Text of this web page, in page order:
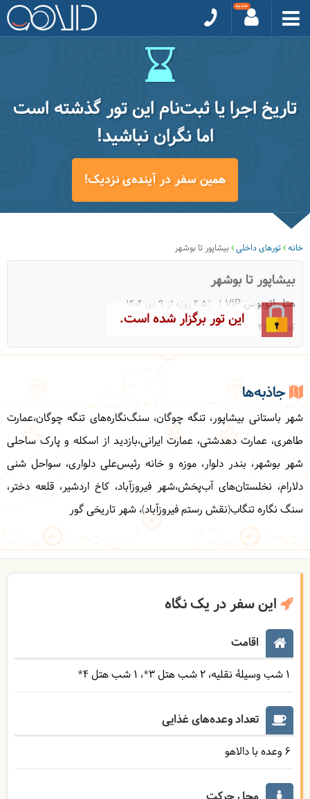
تاریخ اجرا یا ثبت‌نام این تور گذشته است
اما نگران نباشید!
همین سفر در آینده‌ی نزدیک!
خانه تورهای داخلی بیشاپور تا بوشهر
بیشاپور تا بوشهر
هتل-اتوبوس VIP
|4.5 روزه از 9 دی 1404
کد: 32126
این تور برگزار شده است.
جاذبه‌ها
شهر باستانی بیشاپور، تنگه چوگان، سنگ‌نگاره‌های تنگه چوگان،عمارت
طاهری، عمارت دهدشتی، عمارت ایرانی،بازدید از اسکله و پارک ساحلی
شهر بوشهر، بندر دلوار، موزه و خانه رئیس‌علی دلواری، سواحل شنی
دلارام، نخلستان‌های آب‌پخش،شهر فیروزآباد، کاخ اردشیر، قلعه دختر،
سنگ نگاره تنگاب(نقش رستم فیروزآباد)، شهر تاریخی گور
این سفر در یک نگاه
اقامت
1 شب وسیلۀ نقلیه 2 شب هتل ۳* 1 شب هتل ۴*
تعداد وعده‌های غذایی
6 وعده با دالاهو